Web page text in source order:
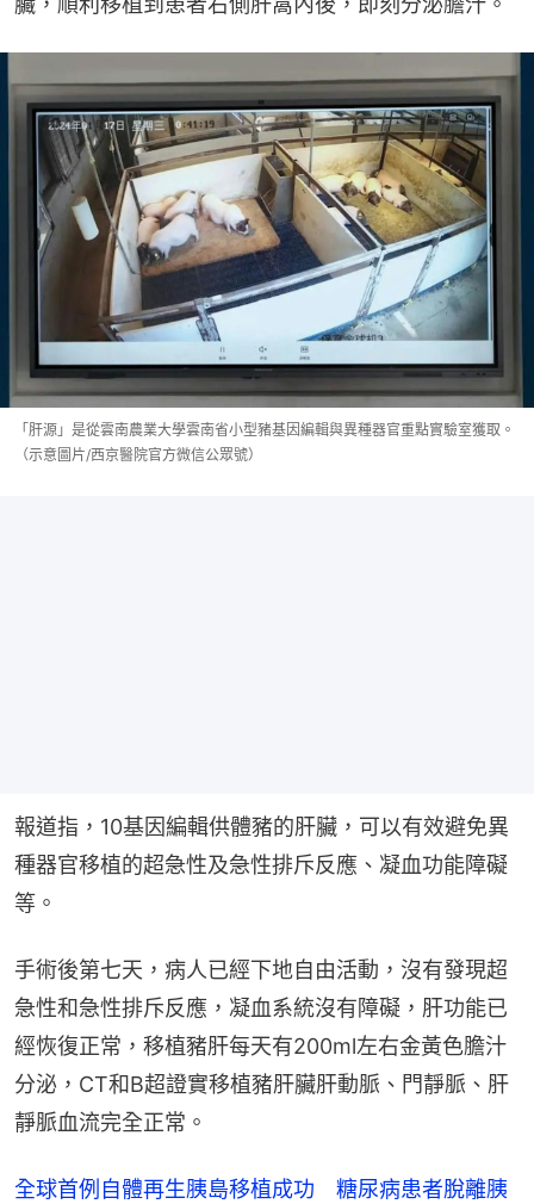
「肝源」是從雲南農業大學雲南省小型豬基因編輯與異種器官重點實驗室獲取。
（示意圖片/西京醫院官方微信公眾號）
報道指，10基因編輯供體豬的肝臟，可以有效避免異
種器官移植的超急性及急性排斥反應、凝血功能障礙
等。
手術後第七天，病人已經下地自由活動，沒有發現超
急性和急性排斥反應，凝血系統沒有障礙，肝功能已
經恢復正常，移植豬肝每天有200ml左右金黃色膽汁
分泌，CT和B超證實移植豬肝臟肝動脈、門靜脈、肝
靜脈血流完全正常。
全球首例自體再生胰島移植成功 糖尿病患者脫離胰